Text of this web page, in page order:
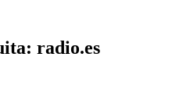
radio.es